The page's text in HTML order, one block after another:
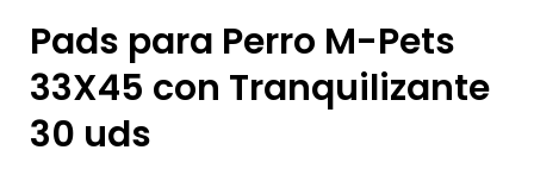
Pads para Perro M-Pets
33X45 con Tranquilizante
30 uds